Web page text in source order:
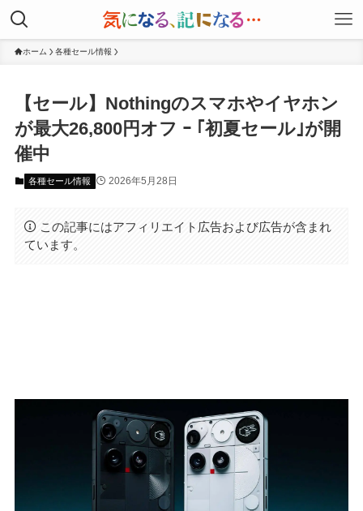
ホーム 各種セール情報
【セール】Nothingのスマホやイヤホン
が最大26,800円オフ ｰ ｢初夏セール｣が開
催中
各種セール情報 2026年5月28日
この記事にはアフィリエイト広告および広告が含まれ
ています。